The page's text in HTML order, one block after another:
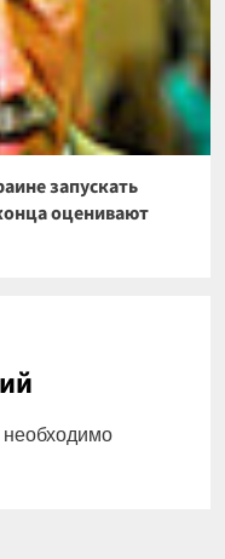
запускать
оценивают